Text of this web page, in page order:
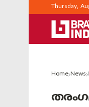
Thursday,
Home News